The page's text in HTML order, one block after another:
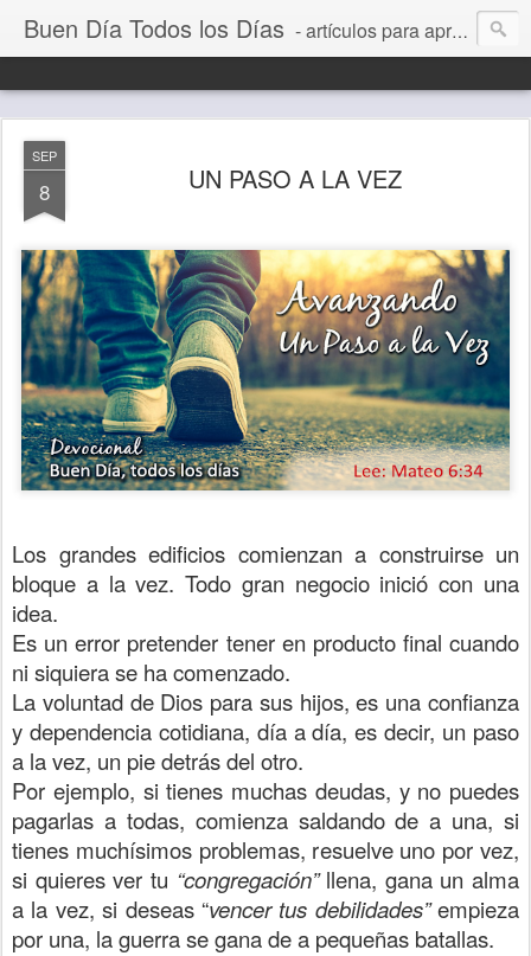
Buen Día Todos los Días - artículos para aprender a vivir mejor, un día a la vez. Por Juan C Quintero
SEP
8 UN PASO A LA VEZ
Los grandes edificios comienzan a construirse un
bloque a la vez. Todo gran negocio inició con una
idea.
Es un error pretender tener en producto final cuando
ni siquiera se ha comenzado.
La voluntad de Dios para sus hijos, es una confianza
y dependencia cotidiana, día a día, es decir, un paso
a la vez, un pie detrás del otro.
Por ejemplo, si tienes muchas deudas, y no puedes
pagarlas a todas, comienza saldando de a una, si
tienes muchísimos problemas, resuelve uno por vez,
si quieres ver tu “congregación”llena, gana un alma
a la vez, si deseas “vencer tus debilidades”empieza
por una, la guerra se gana de a pequeñas batallas.